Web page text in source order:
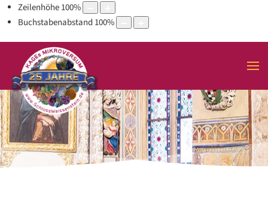
Zeilenhöhe100%
Buchstabenabstand 100%